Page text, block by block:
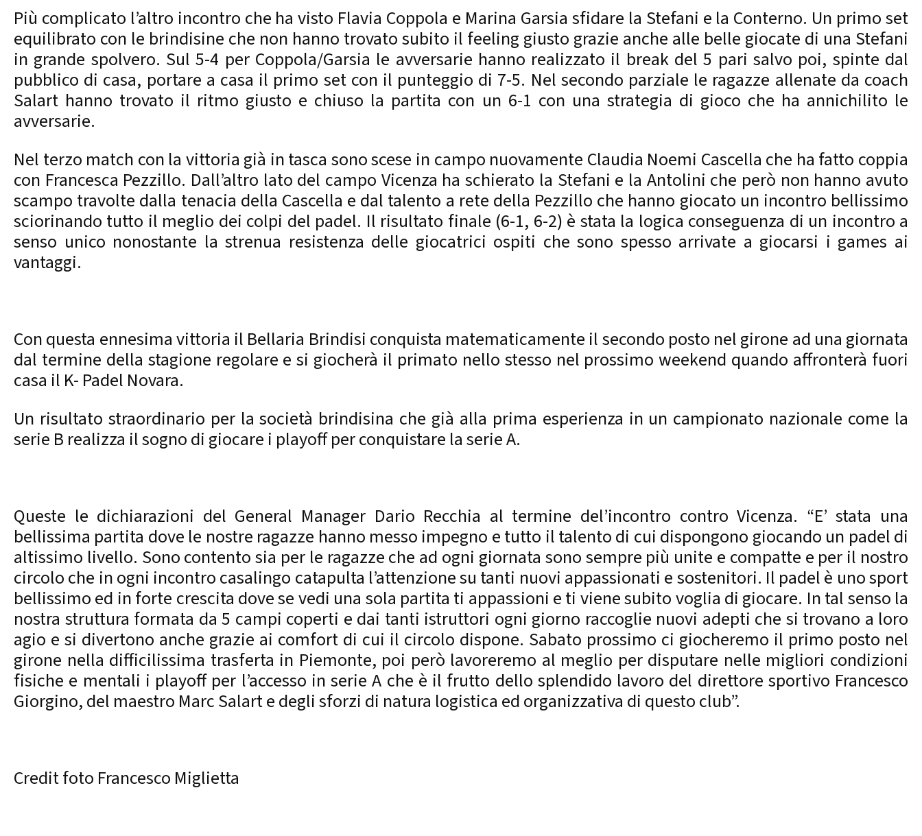
Più complicato l’altro incontro che ha visto Flavia Coppola e Marina Garsia sfidare la Stefani e la Conterno. Un primo set
equilibrato con le brindisine che non hanno trovato subito il feeling giusto grazie anche alle belle giocate di una Stefani
in grande spolvero. Sul 5-4 per Coppola/Garsia le avversarie hanno realizzato il break del 5 pari salvo poi, spinte dal
pubblico di casa, portare a casa il primo set con il punteggio di 7-5. Nel secondo parziale le ragazze allenate da coach
Salart hanno trovato il ritmo giusto e chiuso la partita con un 6-1 con una strategia di gioco che ha annichilito le
avversarie.
Nel terzo match con la vittoria già in tasca sono scese in campo nuovamente Claudia Noemi Cascella che ha fatto coppia
con Francesca Pezzillo. Dall’altro lato del campo Vicenza ha schierato la Stefani e la Antolini che però non hanno avuto
scampo travolte dalla tenacia della Cascella e dal talento a rete della Pezzillo che hanno giocato un incontro bellissimo
sciorinando tutto il meglio dei colpi del padel. Il risultato finale (6-1, 6-2) è stata la logica conseguenza di un incontro a
senso unico nonostante la strenua resistenza delle giocatrici ospiti che sono spesso arrivate a giocarsi i games ai
vantaggi.
Con questa ennesima vittoria il Bellaria Brindisi conquista matematicamente il secondo posto nel girone ad una giornata
dal termine della stagione regolare e si giocherà il primato nello stesso nel prossimo weekend quando affronterà fuori
casa il K- Padel Novara.
Un risultato straordinario per la società brindisina che già alla prima esperienza in un campionato nazionale come la
serie B realizza il sogno di giocare i playoff per conquistare la serie A.
Queste le dichiarazioni del General Manager Dario Recchia al termine del’incontro contro Vicenza. “E’ stata una
bellissima partita dove le nostre ragazze hanno messo impegno e tutto il talento di cui dispongono giocando un padel di
altissimo livello. Sono contento sia per le ragazze che ad ogni giornata sono sempre più unite e compatte e per il nostro
circolo che in ogni incontro casalingo catapulta l’attenzione su tanti nuovi appassionati e sostenitori. Il padel è uno sport
bellissimo ed in forte crescita dove se vedi una sola partita ti appassioni e ti viene subito voglia di giocare. In tal senso la
nostra struttura formata da 5 campi coperti e dai tanti istruttori ogni giorno raccoglie nuovi adepti che si trovano a loro
agio e si divertono anche grazie ai comfort di cui il circolo dispone. Sabato prossimo ci giocheremo il primo posto nel
girone nella difficilissima trasferta in Piemonte, poi però lavoreremo al meglio per disputare nelle migliori condizioni
fisiche e mentali i playoff per l’accesso in serie A che è il frutto dello splendido lavoro del direttore sportivo Francesco
Giorgino, del maestro Marc Salart e degli sforzi di natura logistica ed organizzativa di questo club”.
Credit foto Francesco Miglietta